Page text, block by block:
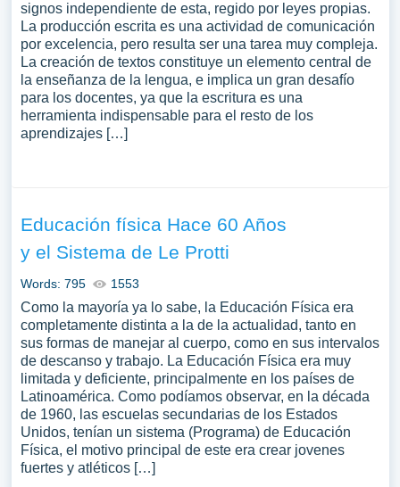
signos independiente de esta, regido por leyes propias.
La producción escrita es una actividad de comunicación
por excelencia, pero resulta ser una tarea muy compleja.
La creación de textos constituye un elemento central de
la enseñanza de la lengua, e implica un gran desafío
para los docentes, ya que la escritura es una
herramienta indispensable para el resto de los
aprendizajes […]
Educación física Hace 60 Años
y el Sistema de Le Protti
Words: 795 1553
Como la mayoría ya lo sabe, la Educación Física era
completamente distinta a la de la actualidad, tanto en
sus formas de manejar al cuerpo, como en sus intervalos
de descanso y trabajo. La Educación Física era muy
limitada y deficiente, principalmente en los países de
Latinoamérica. Como podíamos observar, en la década
de 1960, las escuelas secundarias de los Estados
Unidos, tenían un sistema (Programa) de Educación
Física, el motivo principal de este era crear jovenes
fuertes y atléticos […]